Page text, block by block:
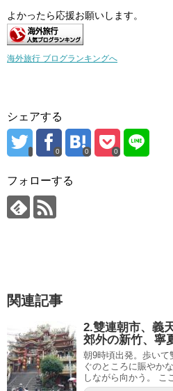
よかったら応援お願いします。
海外旅行 ブログランキングへ
シェアする
0 0 0
フォローする
関連記事
2.雙連朝市、義
郊外の新竹、寧
朝9時頃出発。歩いて
ぐのところに賑やか
しながら向かう。 こ